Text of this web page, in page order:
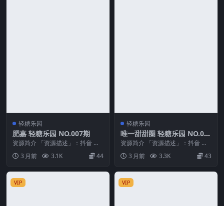
轻糖乐园
肥嘉 轻糖乐园 NO.007期
资源简介 「资源描述」：抖音 肥
嘉 轻糖乐园 NO.007期 【36P】
「资源...
3 月前 3.1K 44
轻糖乐园
唯一甜甜圈 轻糖乐园 NO.00
6期 最新至：2026.4.22
资源简介 「资源描述」：抖音 唯
一甜甜圈 轻糖乐园 NO.006期 【3
4P】最...
3 月前 3.3K 43
VIP VIP